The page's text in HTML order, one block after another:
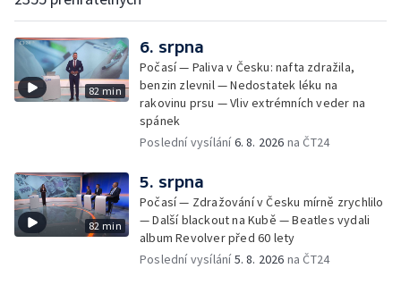
82 min
6. srpna
Počasí — Paliva v Česku: nafta zdražila,
benzin zlevnil — Nedostatek léku na
rakovinu prsu — Vliv extrémních veder na
spánek
Poslední vysílání6. 8. 2026 na ČT24
82 min
5. srpna
Počasí — Zdražování v Česku mírně zrychlilo
— Další blackout na Kubě — Beatles vydali
album Revolver před 60 lety
Poslední vysílání5. 8. 2026 na ČT24